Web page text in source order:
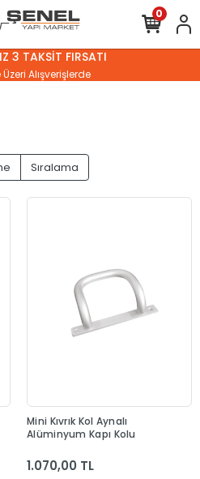
3 TAKSİT FIRSATI
Alışverişlerde
0
Sıralama
Mini Kıvrık Kol Aynalı
Alüminyum Kapı Kolu
1.070,00 TL